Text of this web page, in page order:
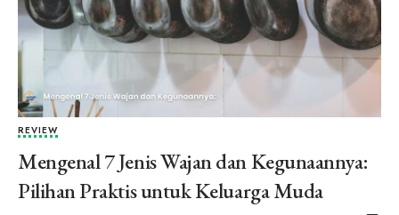
REVIEW
Mengenal 7 Jenis Wajan dan Kegunaannya:
Pilihan Praktis untuk Keluarga Muda